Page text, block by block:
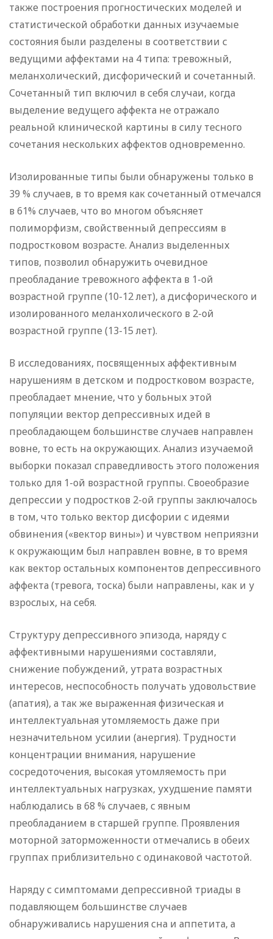
также построения прогностических моделей и
статистической обработки данных изучаемые
состояния были разделены в соответствии с
ведущими аффектами на 4 типа: тревожный,
меланхолический, дисфорический и сочетанный.
Сочетанный тип включил в себя случаи, когда
выделение ведущего аффекта не отражало
реальной клинической картины в силу тесного
сочетания нескольких аффектов одновременно.
Изолированные типы были обнаружены только в
39 % случаев, в то время как сочетанный отмечался
в 61% случаев, что во многом объясняет
полиморфизм, свойственный депрессиям в
подростковом возрасте. Анализ выделенных
типов, позволил обнаружить очевидное
преобладание тревожного аффекта в 1-ой
возрастной группе (10-12 лет), а дисфорического и
изолированного меланхолического в 2-ой
возрастной группе (13-15 лет).
В исследованиях, посвященных аффективным
нарушениям в детском и подростковом возрасте,
преобладает мнение, что у больных этой
популяции вектор депрессивных идей в
преобладающем большинстве случаев направлен
вовне, то есть на окружающих. Анализ изучаемой
выборки показал справедливость этого положения
только для 1-ой возрастной группы. Своеобразие
депрессии у подростков 2-ой группы заключалось
в том, что только вектор дисфории с идеями
обвинения («вектор вины») и чувством неприязни
к окружающим был направлен вовне, в то время
как вектор остальных компонентов депрессивного
аффекта (тревога, тоска) были направлены, как и у
взрослых, на себя.
Структуру депрессивного эпизода, наряду с
аффективными нарушениями составляли,
снижение побуждений, утрата возрастных
интересов, неспособность получать удовольствие
(апатия), а так же выраженная физическая и
интеллектуальная утомляемость даже при
незначительном усилии (анергия). Трудности
концентрации внимания, нарушение
сосредоточения, высокая утомляемость при
интеллектуальных нагрузках, ухудшение памяти
наблюдались в 68 % случаев, с явным
преобладанием в старшей группе. Проявления
моторной заторможенности отмечались в обеих
группах приблизительно с одинаковой частотой.
Наряду с симптомами депрессивной триады в
подавляющем большинстве случаев
обнаруживались нарушения сна и аппетита, а